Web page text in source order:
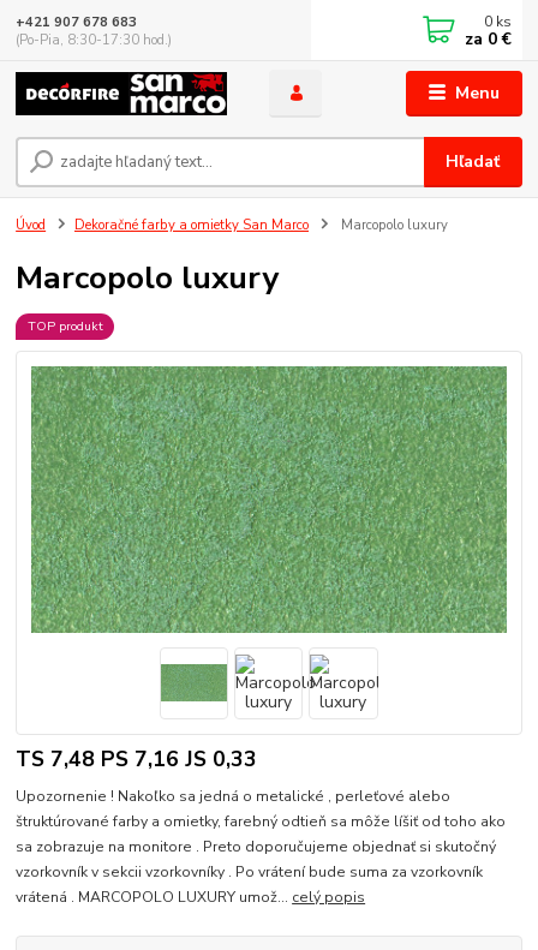
Menu
Hľadať
+421 907 678 683
(Po-Pia, 8:30-17:30 hod.)
0 ks
za 0 €
Úvod Dekoračné farby a omietky San Marco Marcopolo luxury
Marcopolo luxury
TOP produkt
TS 7,48 PS 7,16 JS 0,33
Upozornenie ! Nakoľko sa jedná o metalické , perleťové alebo
štruktúrované farby a omietky, farebný odtieň sa môže líšiť od toho ako
sa zobrazuje na monitore . Preto doporučujeme objednať si skutočný
vzorkovník v sekcii vzorkovníky . Po vrátení bude suma za vzorkovník
vrátená . MARCOPOLO LUXURY umož... celý popis